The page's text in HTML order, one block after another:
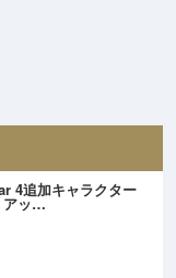
4追加キャラクター
アッ…